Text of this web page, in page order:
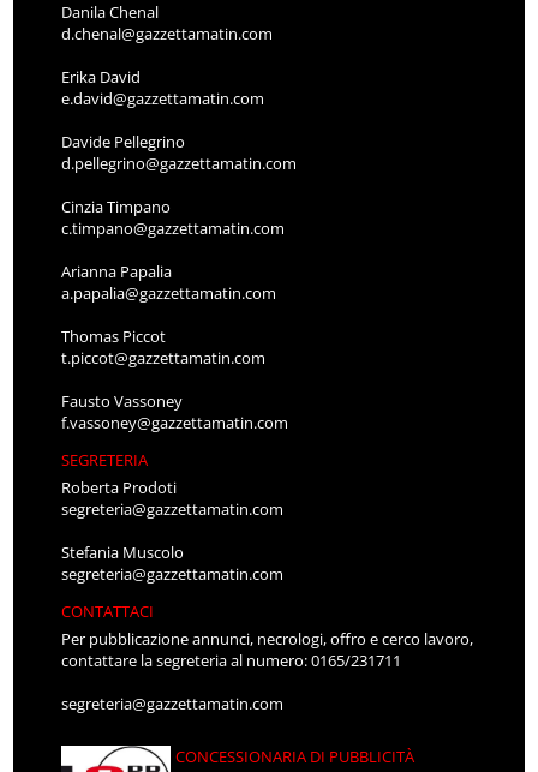
Danila Chenal
d.chenal@gazzettamatin.com
Erika David
e.david@gazzettamatin.com
Davide Pellegrino
d.pellegrino@gazzettamatin.com
Cinzia Timpano
c.timpano@gazzettamatin.com
Arianna Papalia
a.papalia@gazzettamatin.com
Thomas Piccot
t.piccot@gazzettamatin.com
Fausto Vassoney
f.vassoney@gazzettamatin.com
SEGRETERIA
Roberta Prodoti
segreteria@gazzettamatin.com
Stefania Muscolo
segreteria@gazzettamatin.com
CONTATTACI
Per pubblicazione annunci, necrologi, offro e cerco lavoro,
contattare la segreteria al numero: 0165/231711
segreteria@gazzettamatin.com
CONCESSIONARIA DI PUBBLICITÀ